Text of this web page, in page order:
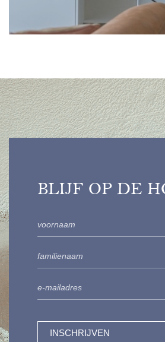
BLIJF OP DE
INSCHRIJVEN